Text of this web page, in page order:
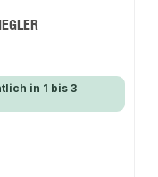
in 1 bis 3